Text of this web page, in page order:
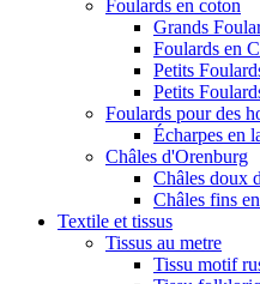
Foulards en coton
Grands
Foulards en
Petits
Petits
Foulards pour des
Écharpes en
Châles d'Orenburg
Châles doux
Châles fins
Textile et tissus
Tissus au metre
Tissu motif